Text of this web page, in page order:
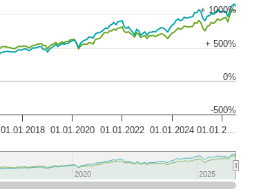
01.01.2018 01.01.2020 01.01.2022 01.01.2024 01.01.2…
2020
2020 2025
2025
-500%
0%
+ 500%
+ 1000%